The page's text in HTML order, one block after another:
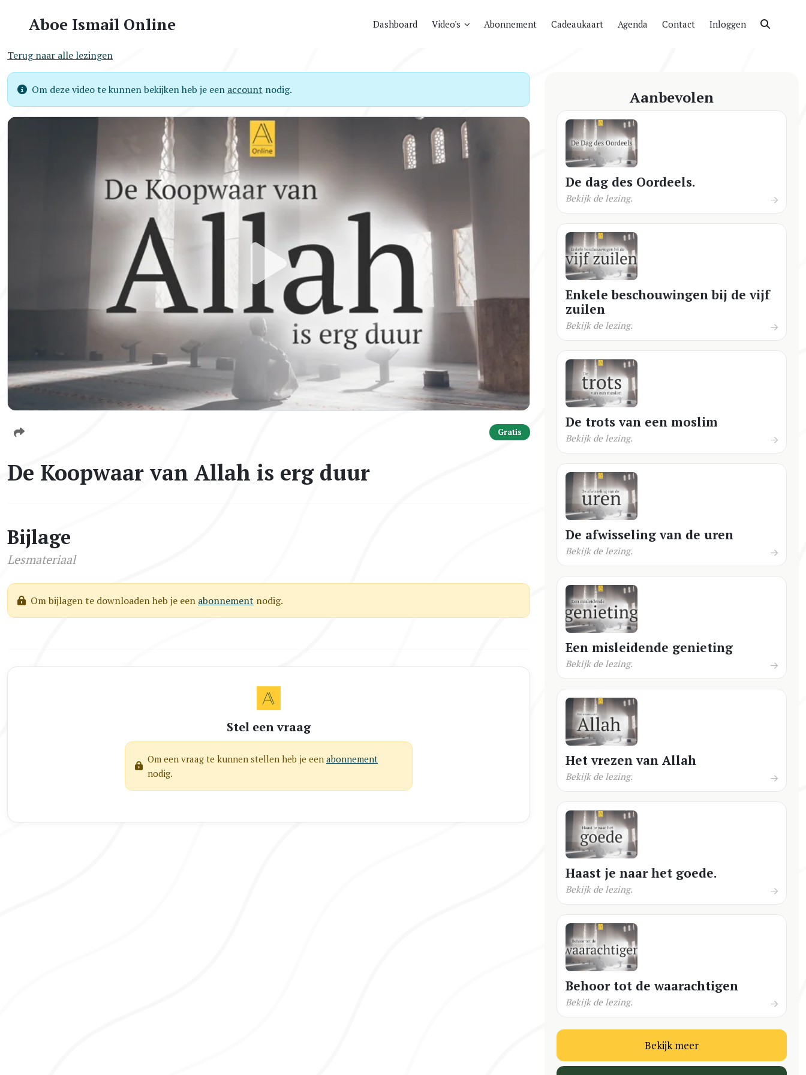
Aboe Ismail Online Dashboard Video's Abonnement Cadeaukaart Agenda Contact Inloggen
Terug naar alle lezingen
Om deze video te kunnen bekijken heb je een account nodig.
Gratis
De Koopwaar van Allah is erg duur
Bijlage
Lesmateriaal
Om bijlagen te downloaden heb je een abonnement nodig.
Stel een vraag
Om een vraag te kunnen stellen heb je een abonnement
nodig.
Aanbevolen
De dag des Oordeels.
Bekijk de lezing.
Enkele beschouwingen bij de vijf
zuilen
Bekijk de lezing.
De trots van een moslim
Bekijk de lezing.
De afwisseling van de uren
Bekijk de lezing.
Een misleidende genieting
Bekijk de lezing.
Het vrezen van Allah
Bekijk de lezing.
Haast je naar het goede.
Bekijk de lezing.
Behoor tot de waarachtigen
Bekijk de lezing.
Bekijk meer